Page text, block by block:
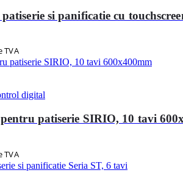
si panificatie cu
TVA
digital
patiserie SIRIO, 10 tavi
TVA